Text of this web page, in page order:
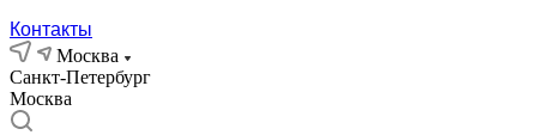
Контакты
Москва
Санкт-Петербург
Москва